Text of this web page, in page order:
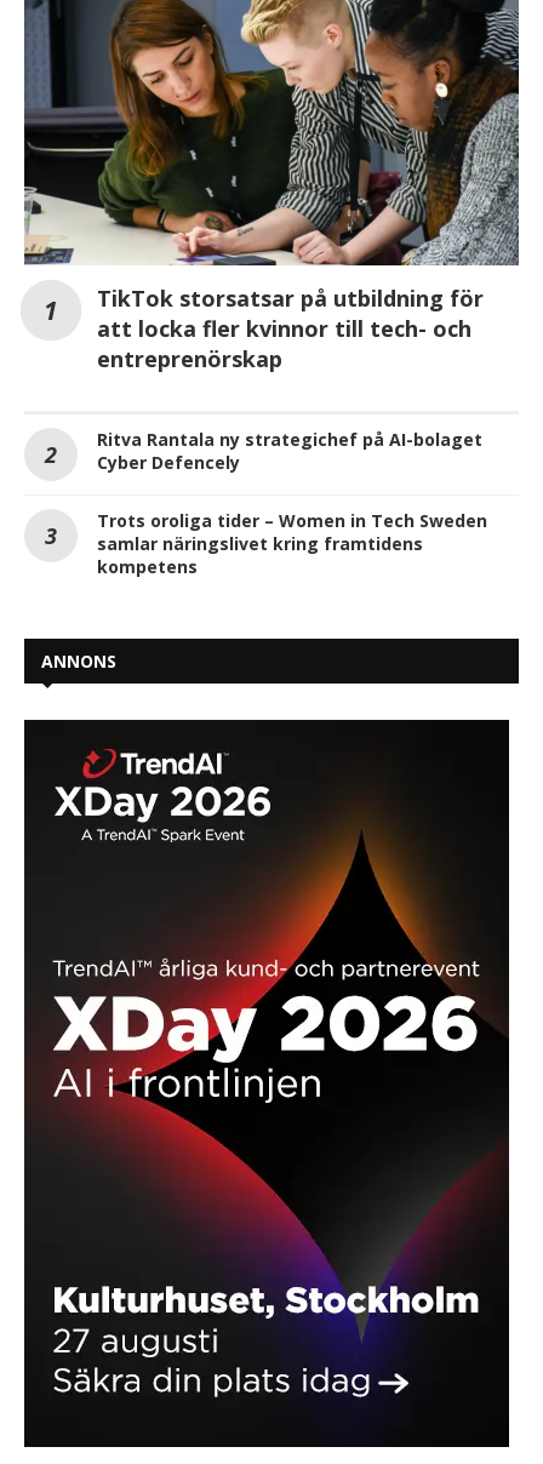
TikTok storsatsar på utbildning för
att locka fler kvinnor till tech- och
entreprenörskap
Ritva Rantala ny strategichef på AI-bolaget
Cyber Defencely
Trots oroliga tider – Women in Tech Sweden
samlar näringslivet kring framtidens
kompetens
ANNONS